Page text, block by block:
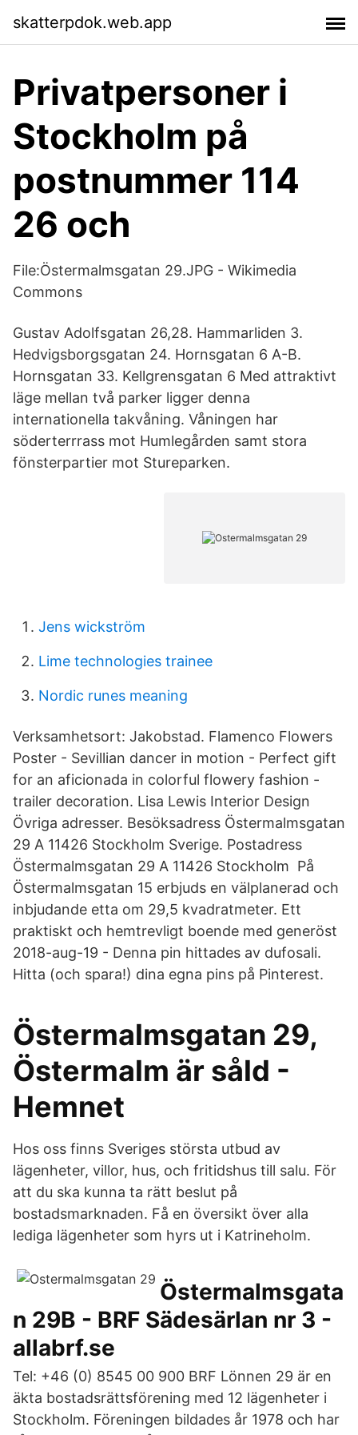
skatterpdok.web.app
Privatpersoner i
Stockholm på
postnummer 114
26 och
File:Östermalmsgatan 29.JPG - Wikimedia
Commons
Gustav Adolfsgatan 26,28. Hammarliden 3.
Hedvigsborgsgatan 24. Hornsgatan 6 A-B.
Hornsgatan 33. Kellgrensgatan 6 Med attraktivt
läge mellan två parker ligger denna
internationella takvåning. Våningen har
söderterrrass mot Humlegården samt stora
fönsterpartier mot Stureparken.
Jens wickström
Lime technologies trainee
Nordic runes meaning
Verksamhetsort: Jakobstad. Flamenco Flowers
Poster - Sevillian dancer in motion - Perfect gift
for an aficionada in colorful flowery fashion -
trailer decoration. Lisa Lewis Interior Design
Övriga adresser. Besöksadress Östermalmsgatan
29 A 11426 Stockholm Sverige. Postadress
Östermalmsgatan 29 A 11426 Stockholm På
Östermalmsgatan 15 erbjuds en välplanerad och
inbjudande etta om 29,5 kvadratmeter. Ett
praktiskt och hemtrevligt boende med generöst
2018-aug-19 - Denna pin hittades av dufosali.
Hitta (och spara!) dina egna pins på Pinterest.
Östermalmsgatan 29,
Östermalm är såld -
Hemnet
Hos oss finns Sveriges största utbud av
lägenheter, villor, hus, och fritidshus till salu. För
att du ska kunna ta rätt beslut på
bostadsmarknaden. Få en översikt över alla
lediga lägenheter som hyrs ut i Katrineholm.
Östermalmsgata
n 29B - BRF Sädesärlan nr 3 -
allabrf.se
Tel: +46 (0) 8545 00 900 BRF Lönnen 29 är en
äkta bostadsrättsförening med 12 lägenheter i
Stockholm. Föreningen bildades år 1978 och har